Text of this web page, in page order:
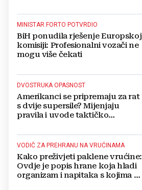
MINISTAR FORTO POTVRDIO
BiH ponudila rješenje Europskoj
komisiji: Profesionalni vozači ne
mogu više čekati
DVOSTRUKA OPASNOST
Amerikanci se pripremaju za rat
s dvije supersile? Mijenjaju
pravila i uvode taktičko
VODIČ ZA PREHRANU NA VRUĆINAMA
Kako preživjeti paklene vrućine:
Ovdje je popis hrane koja hladi
organizam i napitaka s kojima si